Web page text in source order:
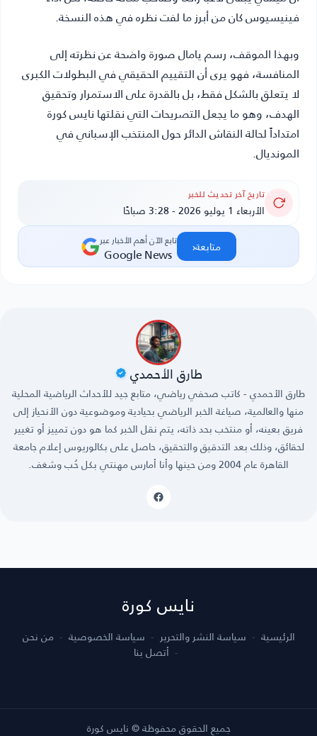
فينيسيوس كان من أبرز ما لفت نظره في هذه النسخة.
وبهذا الموقف، رسم يامال صورة واضحة عن نظرته إلى
المنافسة، فهو يرى أن التقييم الحقيقي في البطولات الكبرى
لا يتعلق بالشكل فقط، بل بالقدرة على الاستمرار وتحقيق
الهدف، وهو ما يجعل التصريحات التي نقلتهانايس كورة
امتداداً لحالة النقاش الدائر حول المنتخب الإسباني في
المونديال.
تاريخ آخر تحديث للخبر
الأربعاء 1 يوليو 2026 - 3:28 صباحًا
تابع الآن أهم الأخبار عبر
Google News متابعة‹
طارق الأحمدي
طارق الأحمدي - كاتب صحفي رياضي، متابع جيد للأحداث الرياضية المحلية
منها والعالمية، صياغة الخبر الرياضي بحيادية وموضوعية دون الأنحياز إلى
فريق بعينه، أو منتخب بحد ذاته، يتم نقل الخبر كما هو دون تمييز أو تغيير
لحقائق، وذلك بعد التدقيق والتحقيق، حاصل على بكالوريوس إعلام جامعة
القاهرة عام 2004 ومن حينها وأنا أمارس مهنتي بكل حُب وشغف.
نايس كورة
الرئيسية سياسة النشر والتحرير سياسة الخصوصية
من نحن
أتصل بنا
جميع الحقوق محفوظة © نايس كورة